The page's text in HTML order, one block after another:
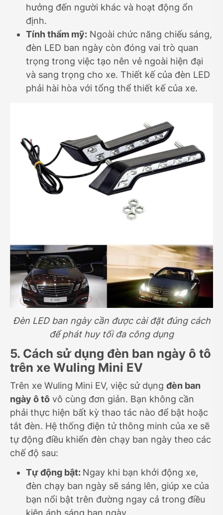
hưởng đến người khác và hoạt động ổn
định.
Tính thẩm mỹ: Ngoài chức năng chiếu sáng,
đèn LED ban ngày còn đóng vai trò quan
trọng trong việc tạo nên vẻ ngoài hiện đại
và sang trọng cho xe. Thiết kế của đèn LED
phải hài hòa với tổng thể thiết kế của xe.
Đèn LED ban ngày cần được cài đặt đúng cách
để phát huy tối đa công dụng
5. Cách sử dụng đèn ban ngày ô tô
trên xe Wuling Mini EV
Trên xe Wuling Mini EV, việc sử dụng đèn ban
ngày ô tô vô cùng đơn giản. Bạn không cần
phải thực hiện bất kỳ thao tác nào để bật hoặc
tắt đèn. Hệ thống điện tử thông minh của xe sẽ
tự động điều khiển đèn chạy ban ngày theo các
chế độ sau:
Tự động bật: Ngay khi bạn khởi động xe,
đèn chạy ban ngày sẽ sáng lên, giúp xe của
bạn nổi bật trên đường ngay cả trong điều